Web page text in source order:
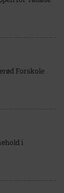
Forskole
i